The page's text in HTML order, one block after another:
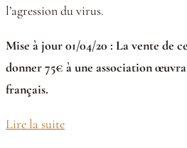
l’agression du virus.
Mise à jour 01/04/20 : La vente de
donner 75€ à une association
français.
Lire la suite